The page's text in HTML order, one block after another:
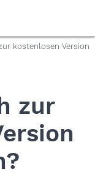
kostenlosen Version
zur